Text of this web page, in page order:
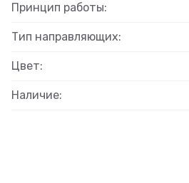
Принцип работы:
Тип направляющих:
Цвет:
Наличие: